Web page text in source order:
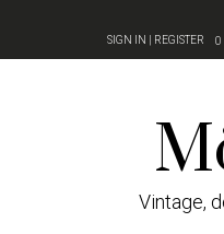
content
SIGN IN | REGISTER 0
Vintage,